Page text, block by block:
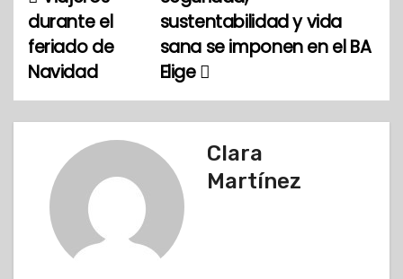
a
v
e
sustentabilidad y vida
sana se imponen en el BA
Elige
durante el
feriado de
Navidad
Clara
Martínez